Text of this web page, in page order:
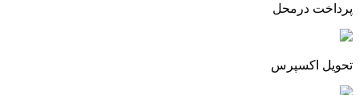
پرداخت درمحل
تحویل اکسپرس